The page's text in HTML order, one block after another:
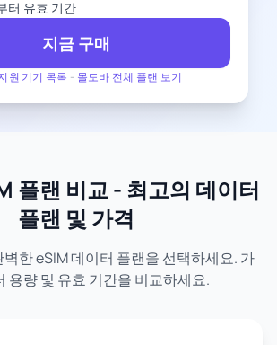
원 기기 목록 - 몰도바 전체 플랜 보기
터 유효 기간
지금 구매
플랜 비교 - 최고의 데이터
플랜 및 가격
한 eSIM 데이터 플랜을 선택하세요. 가
용량 및 유효 기간을 비교하세요.